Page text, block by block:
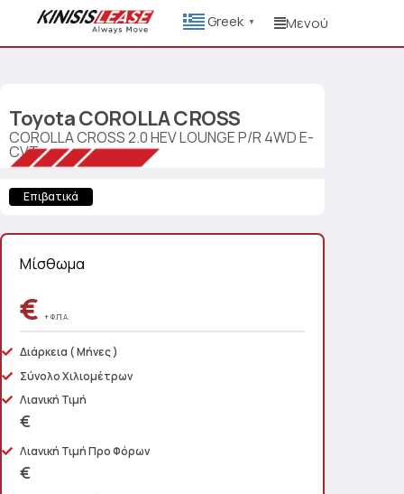
Greek ▼ Μενού
ToyotaCOROLLA CROSS
COROLLA CROSS 2.0 HEV LOUNGE P/R 4WD E-
CVT
Επιβατικά
Μίσθωμα
€ + Φ.Π.Α.
Διάρκεια ( Μήνες )
Σύνολο Χιλιομέτρων
Λιανική Τιμή
€
Λιανική Τιμή Προ Φόρων
€